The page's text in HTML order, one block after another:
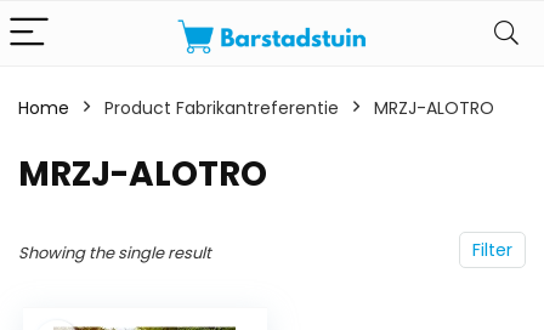
Home Product Fabrikantreferentie MRZJ-ALOTRO
MRZJ-ALOTRO
Filter
Showing the single result